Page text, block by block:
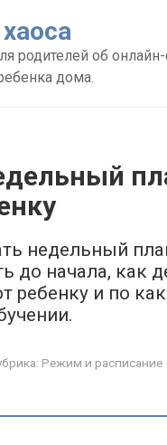
родителей об
дома.
недельный
до начала, как
ребенку и по
Режим и расписание